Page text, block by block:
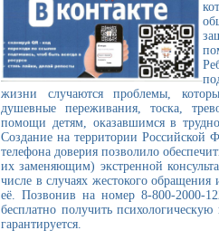
жизни случаются проблемы,
душевные переживания, тоска,
помощи детям, оказавшимся в
Создание на территории Российской
телефона доверия позволило
их заменяющим) экстренной
числе в случаях жестокого
её. Позвонив на номер 8-800-2000-
бесплатно получить
гарантируется.